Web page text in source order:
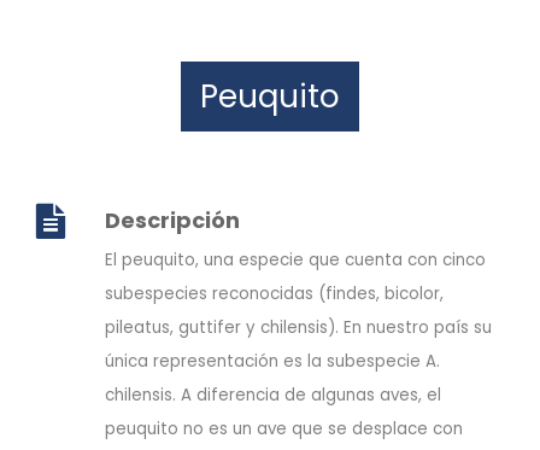
Peuquito
Descripción
El peuquito, una especie que cuenta con cinco
subespecies reconocidas (findes, bicolor,
pileatus, guttifer y chilensis). En nuestro país su
única representación es la subespecie A.
chilensis. A diferencia de algunas aves, el
peuquito no es un ave que se desplace con